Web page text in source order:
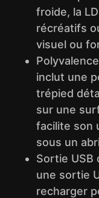
froide, la
récréatifs
visuel ou
inclut une
trépied
sur une
facilite son
sous un
Sortie USB
une sortie
recharger